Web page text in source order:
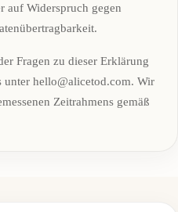
auf Widerspruch gegen
Fragen zu dieser Erklärung
unter hello@alicetod.com. Wir
Zeitrahmens gemäß